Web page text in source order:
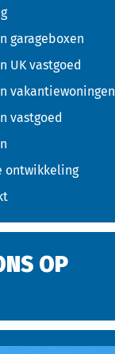
garageboxen
UK vastgoed
vakantiewoningen
vastgoed
ontwikkeling
OP